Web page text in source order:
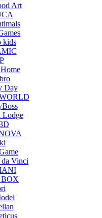
Art
kids
Day
Lodge
Vinci